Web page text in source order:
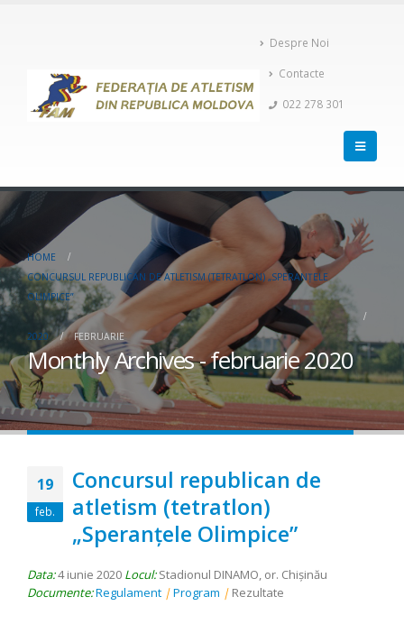
Despre Noi
Contacte
022 278 301
HOME
CONCURSUL REPUBLICAN DE ATLETISM (TETRATLON) „SPERANŢELE
OLIMPICE”
2020 FEBRUARIE
Monthly Archives - februarie 2020
19
feb.
Concursul republican de
atletism (tetratlon)
„Speranţele Olimpice”
Data:4 iunie 2020 Locul:Stadionul DINAMO, or. Chişinău
Documente:Regulament |Program | Rezultate